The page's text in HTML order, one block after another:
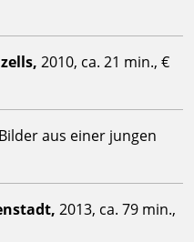
2010, ca. 21 min., €
aus einer jungen
2013, ca. 79 min.,